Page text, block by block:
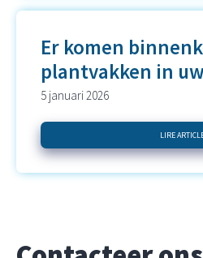
Er komen
plantvakken in
5 januari 2026
LIRE